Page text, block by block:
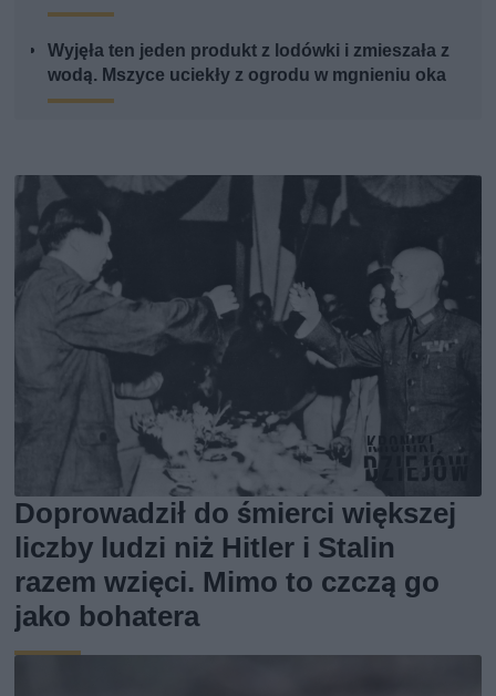
Wyjęła ten jeden produkt z lodówki i zmieszała z
wodą. Mszyce uciekły z ogrodu w mgnieniu oka
Doprowadził do śmierci większej
liczby ludzi niż Hitler i Stalin
razem wzięci. Mimo to czczą go
jako bohatera